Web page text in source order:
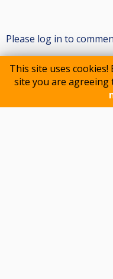
This site uses
site you are agreeing
Please log in to
Participants